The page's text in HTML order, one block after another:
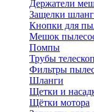
Держатели
Защелки
Кнопки для
Мешок
Помпы
Трубы
Фильтры
Шланги
Щетки и
Щётки мотора